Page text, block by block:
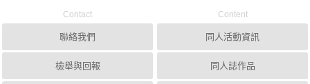
Contact
聯絡我們
檢舉與回報
Content
同人活動資訊
同人誌作品